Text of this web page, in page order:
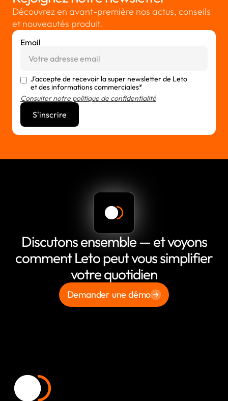
Découvrez en avant-première nos actus, conseils
et nouveautés produit.
Email
J'accepte de recevoir la super newsletter de Leto
et des informations commerciales*
Consulter notre politique de confidentialité
Discutons ensemble — et voyons
comment Leto peut vous simplifier
votre quotidien
Demander une démo